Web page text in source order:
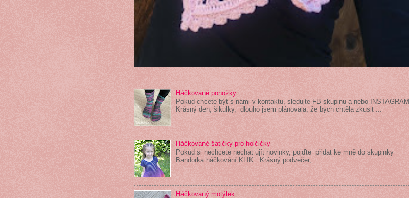
Háčkované ponožky
Pokud chcete být s námi v kontaktu, sledujte FB skupinu a nebo INSTAGRAM
Krásný den, šikulky, dlouho jsem plánovala, že bych chtěla zkusit ...
Háčkované šatičky pro holčičky
Pokud si nechcete nechat ujít novinky, pojďte přidat ke mně do skupinky
Bandorka háčkování KLIK Krásný podvečer, ...
Háčkovaný motýlek